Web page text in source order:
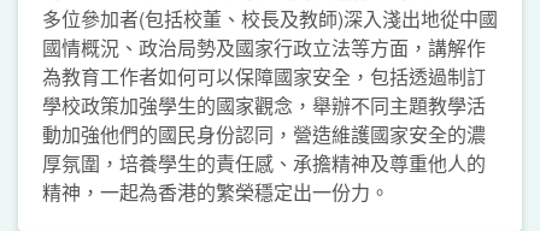
多位參加者(包括校董、校長及教師)深入淺出地從中國
國情概況、政治局勢及國家行政立法等方面，講解作
為教育工作者如何可以保障國家安全，包括透過制訂
學校政策加強學生的國家觀念，舉辦不同主題教學活
動加強他們的國民身份認同，營造維護國家安全的濃
厚氛圍，培養學生的責任感、承擔精神及尊重他人的
精神，一起為香港的繁榮穩定出一份力。